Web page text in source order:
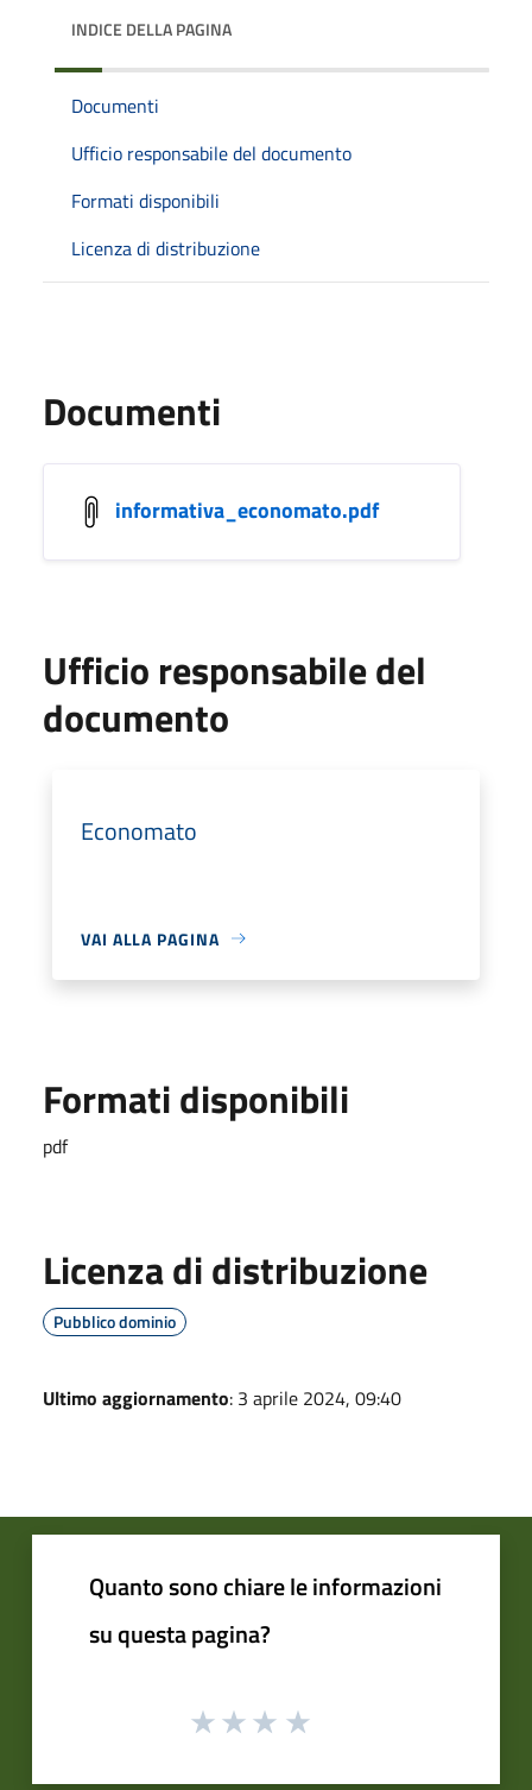
INDICE DELLA PAGINA
Documenti
Ufficio responsabile del documento
Formati disponibili
Licenza di distribuzione
Documenti
informativa_economato.pdf
Ufficio responsabile del
documento
Economato
VAI ALLA PAGINA
Formati disponibili
pdf
Licenza di distribuzione
Pubblico dominio
Ultimo aggiornamento: 3 aprile 2024, 09:40
Quanto sono chiare le informazioni
su questa pagina?